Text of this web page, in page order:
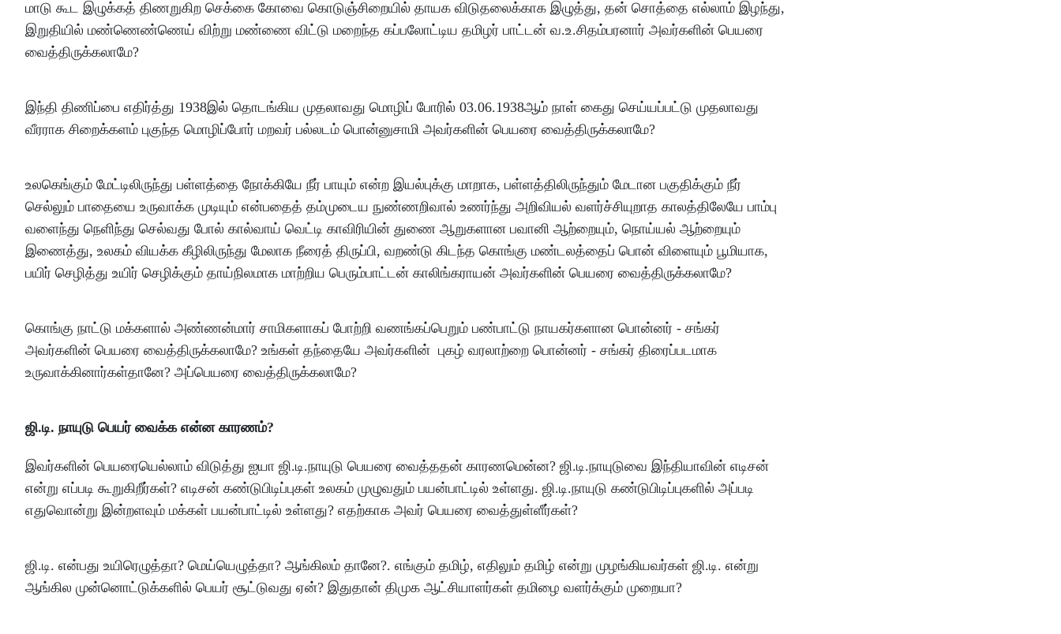
மாடு கூட இழுக்கத் திணறுகிற செக்கை கோவை கொடுஞ்சிறையில் தாயக விடுதலைக்காக இழுத்து, தன் சொத்தை எல்லாம் இழந்து,
இறுதியில் மண்ணெண்ணெய் விற்று மண்ணை விட்டு மறைந்த கப்பலோட்டிய தமிழர் பாட்டன் வ.உ.சிதம்பரனார் அவர்களின் பெயரை
வைத்திருக்கலாமே?
இந்தி திணிப்பை எதிர்த்து 1938இல் தொடங்கிய முதலாவது மொழிப் போரில் 03.06.1938ஆம் நாள் கைது செய்யப்பட்டு முதலாவது
வீரராக சிறைக்களம் புகுந்த மொழிப்போர் மறவர் பல்லடம் பொன்னுசாமி அவர்களின் பெயரை வைத்திருக்கலாமே?
உலகெங்கும் மேட்டிலிருந்து பள்ளத்தை நோக்கியே நீர் பாயும் என்ற இயல்புக்கு மாறாக, பள்ளத்திலிருந்தும் மேடான பகுதிக்கும் நீர்
செல்லும் பாதையை உருவாக்க முடியும் என்பதைத் தம்முடைய நுண்ணறிவால் உணர்ந்து அறிவியல் வளர்ச்சியுறாத காலத்திலேயே பாம்பு
வளைந்து நெளிந்து செல்வது போல் கால்வாய் வெட்டி காவிரியின் துணை ஆறுகளான பவானி ஆற்றையும், நொய்யல் ஆற்றையும்
இணைத்து, உலகம் வியக்க கீழிலிருந்து மேலாக நீரைத் திருப்பி, வறண்டு கிடந்த கொங்கு மண்டலத்தைப் பொன் விளையும் பூமியாக,
பயிர் செழித்து உயிர் செழிக்கும் தாய்நிலமாக மாற்றிய பெரும்பாட்டன் காலிங்கராயன் அவர்களின் பெயரை வைத்திருக்கலாமே?
கொங்கு நாட்டு மக்களால் அண்ணன்மார் சாமிகளாகப் போற்றி வணங்கப்பெறும் பண்பாட்டு நாயகர்களான பொன்னர் - சங்கர்
அவர்களின் பெயரை வைத்திருக்கலாமே? உங்கள் தந்தையே அவர்களின் புகழ் வரலாற்றை பொன்னர் - சங்கர் திரைப்படமாக
உருவாக்கினார்கள்தானே? அப்பெயரை வைத்திருக்கலாமே?
ஜி.டி. நாயுடு பெயர் வைக்க என்ன காரணம்?
இவர்களின் பெயரையெல்லாம் விடுத்து ஐயா ஜி.டி.நாயுடு பெயரை வைத்ததன் காரணமென்ன? ஜி.டி.நாயுடுவை இந்தியாவின் எடிசன்
என்று எப்படி கூறுகிறீர்கள்? எடிசன் கண்டுபிடிப்புகள் உலகம் முழுவதும் பயன்பாட்டில் உள்ளது. ஜி.டி.நாயுடு கண்டுபிடிப்புகளில் அப்படி
எதுவொன்று இன்றளவும் மக்கள் பயன்பாட்டில் உள்ளது? எதற்காக அவர் பெயரை வைத்துள்ளீர்கள்?
ஜி.டி. என்பது உயிரெழுத்தா? மெய்யெழுத்தா? ஆங்கிலம் தானே?. எங்கும் தமிழ், எதிலும் தமிழ் என்று முழங்கியவர்கள் ஜி.டி. என்று
ஆங்கில முன்னொட்டுக்களில் பெயர் சூட்டுவது ஏன்? இதுதான் திமுக ஆட்சியாளர்கள் தமிழை வளர்க்கும் முறையா?